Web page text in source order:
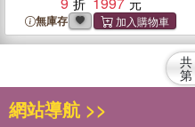
Resistance, and
Transformation
無庫存
共
第
網站導航 >>